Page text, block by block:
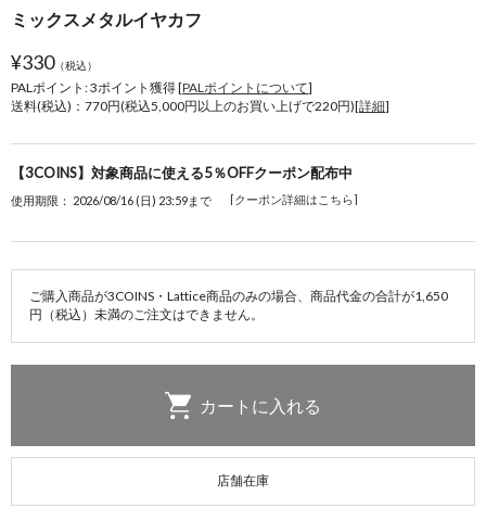
ミックスメタルイヤカフ
¥330（税込）
PALポイント: 3ポイント獲得 [PALポイントについて]
送料(税込)：770円(税込5,000円以上のお買い上げで220円)[詳細]
【3COINS】対象商品に使える5％OFFクーポン配布中
使用期限： 2026/08/16 (日) 23:59まで [クーポン詳細はこちら]
ご購入商品が3COINS・Lattice商品のみの場合、商品代金の合計が1,650
円（税込）未満のご注文はできません。
店舗在庫